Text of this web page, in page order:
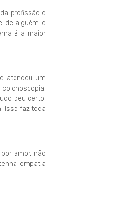
profissão e
de alguém e
é a maior
atendeu um
deu certo.
Isso faz toda
amor, não
empatia